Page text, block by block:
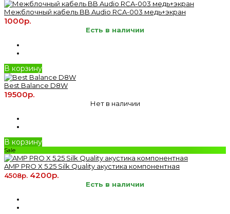
Межблочный кабель BB Audio RCA-003 медь+экран
1000р.
Есть в наличии
В корзину
Best Balance D8W
19500р.
Нет в наличии
В корзину
Sale
AMP PRO X 5.25 Silk Quality акустика компонентная
4508р. 4200р.
Есть в наличии